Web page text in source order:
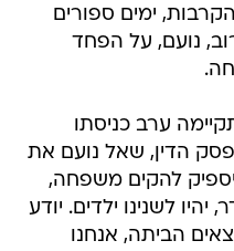
ימים ספורים
נועם, על הפחד
ערב כניסתו
הדין, שאל נועם את
להקים משפחה,
לשנינו ילדים. יודע
הביתה, אנחנו